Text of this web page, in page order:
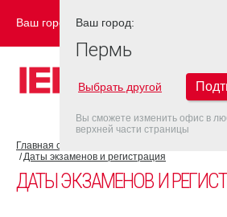
Ваш город: ПЕРМЬ
Главная страница
Даты экзаменов и регистрация
ДАТЫ ЭКЗАМЕНОВ И
Ваш город:
Пермь
Выбрать другой
Вы сможете изменить офис в
верхней части страницы